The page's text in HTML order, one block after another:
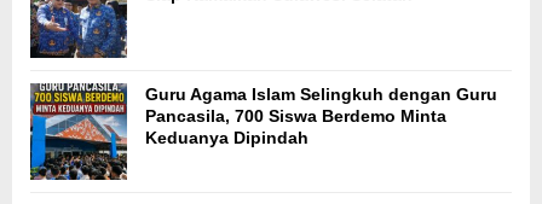
Guru Agama Islam Selingkuh dengan Guru
Pancasila, 700 Siswa Berdemo Minta
Keduanya Dipindah